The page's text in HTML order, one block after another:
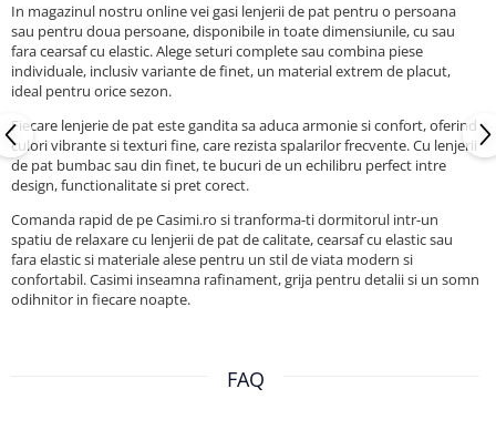
In magazinul nostru online vei gasi lenjerii de pat pentru o persoana
sau pentru doua persoane, disponibile in toate dimensiunile, cu sau
fara cearsaf cu elastic. Alege seturi complete sau combina piese
individuale, inclusiv variante de finet, un material extrem de placut,
ideal pentru orice sezon.
Fiecare lenjerie de pat este gandita sa aduca armonie si confort, oferind
culori vibrante si texturi fine, care rezista spalarilor frecvente. Cu lenjerii
de pat bumbac sau din finet, te bucuri de un echilibru perfect intre
design, functionalitate si pret corect.
Comanda rapid de pe Casimi.ro si tranforma-ti dormitorul intr-un
spatiu de relaxare cu lenjerii de pat de calitate, cearsaf cu elastic sau
fara elastic si materiale alese pentru un stil de viata modern si
confortabil. Casimi inseamna rafinament, grija pentru detalii si un somn
odihnitor in fiecare noapte.
FAQ